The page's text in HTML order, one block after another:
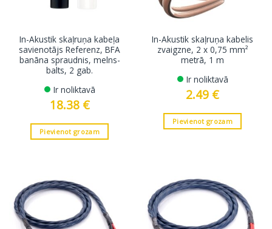
In-Akustik skaļruņa kabeļa
savienotājs Referenz, BFA
banāna spraudnis, melns-
balts, 2 gab.
Ir noliktavā
18.38 €
Pievienot grozam
In-Akustik skaļruņa kabelis
zvaigzne, 2 x 0,75 mm²
metrā, 1 m
Ir noliktavā
2.49 €
Pievienot grozam